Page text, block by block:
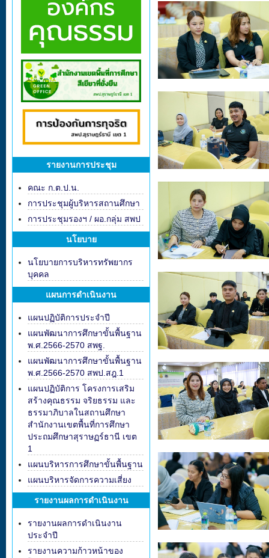
รายงานการประชุม
คณะ ก.ต.ป.น.
การประชุมผู้บริหารสถานศึกษา
การประชุมรองฯ / ผอ.กลุ่ม สพป
นโยบาย
นโยบายการบริหารทรัพยากร
บุคคล
แผนการดำเนินงาน
แผนปฏิบัติการประจำปี
แผนพัฒนาการศึกษาขั้นพื้นฐาน
พ.ศ.2566-2570 สพฐ.
แผนพัฒนาการศึกษาขั้นพื้นฐาน
พ.ศ.2566-2570 สพป.สฎ.1
แผนปฏิบัติการ โครงการเสริม
สร้างคุณธรรม จริยธรรม และ
ธรรมาภิบาลในสถานศึกษา
สำนักงานเขตพื้นที่การศึกษา
ประถมศึกษาสุราษฏร์ธานี เขต
1
แผนบริหารการศึกษาขั้นพื้นฐาน
แผนบริหารจัดการความเสี่ยง
รายงานผลการดำเนินงาน
รายงานผลการดำเนินงาน
ประจำปี
รายงานความก้าวหน้าของ